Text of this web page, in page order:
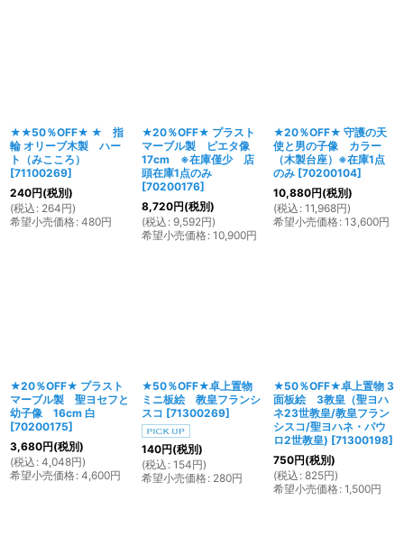
★★50％OFF★ ★ 指
輪 オリーブ木製 ハー
ト（みこころ）
[71100269]
240円(税別)
(税込 : 264円)
希望小売価格: 480円
★20％OFF★ プラスト
マーブル製 ピエタ像
17cm ※在庫僅少 店
頭在庫1点のみ
[70200176]
8,720円(税別)
(税込 : 9,592円)
希望小売価格: 10,900円
★20％OFF★ 守護の天
使と男の子像 カラー
（木製台座）※在庫1点
のみ [70200104]
10,880円(税別)
(税込 : 11,968円)
希望小売価格: 13,600円
★20％OFF★ プラスト
マーブル製 聖ヨセフと
幼子像 16cm 白
[70200175]
3,680円(税別)
(税込 : 4,048円)
希望小売価格: 4,600円
★50％OFF★卓上置物
ミニ板絵 教皇フランシ
スコ [71300269]
140円(税別)
(税込 : 154円)
希望小売価格: 280円
★50％OFF★卓上置物 3
面板絵 3教皇（聖ヨハ
ネ23世教皇/教皇フラン
シスコ/聖ヨハネ・パウ
ロ2世教皇) [71300198]
750円(税別)
(税込 : 825円)
希望小売価格: 1,500円